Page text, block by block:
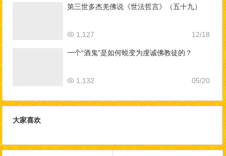
第三世多杰羌佛说《世法哲言》（五十九）
12/18
1,127
一个“酒鬼”是如何蜕变为虔诚佛教徒的？
05/20
1,132
大家喜欢